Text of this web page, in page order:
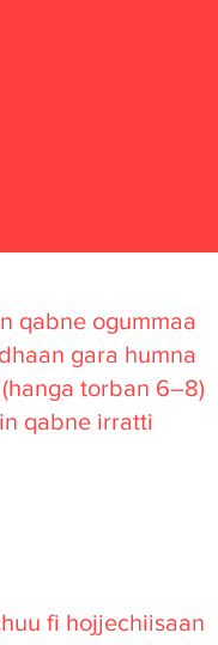
qabne ogummaa
gara humna
torban 6–8)
qabne irratti
fi hojjechiisaan